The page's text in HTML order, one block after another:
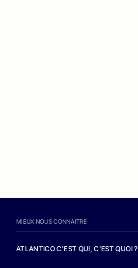
MIEUX NOUS CONNAITRE
ATLANTICO C'EST QUI, C'EST QUOI ?